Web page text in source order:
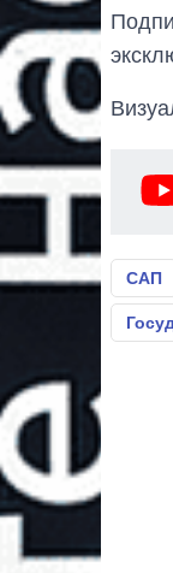
САП